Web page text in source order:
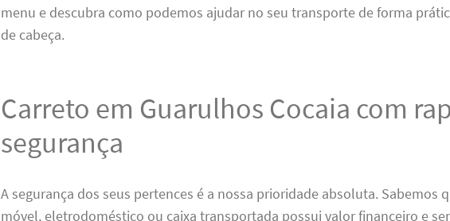
menu e descubra como podemos ajudar no seu transporte de forma
de cabeça.
Carreto em Guarulhos Cocaia com
segurança
A segurança dos seus pertences é a nossa prioridade absoluta. Sabemos
móvel, eletrodoméstico ou caixa transportada possui valor financeiro e